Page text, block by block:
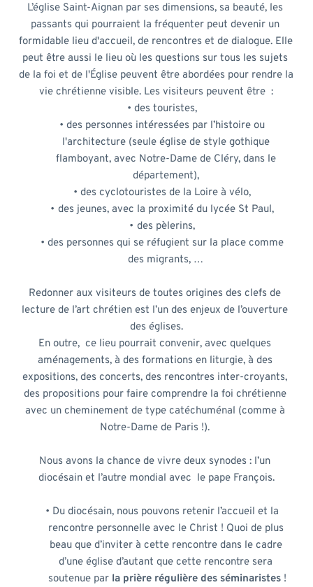
L’église Saint-Aignan par ses dimensions, sa beauté, les
passants qui pourraient la fréquenter peut devenir un
formidable lieu d'accueil, de rencontres et de dialogue. Elle
peut être aussi le lieu où les questions sur tous les sujets
de la foi et de l'Église peuvent être abordées pour rendre la
vie chrétienne visible. Les visiteurs peuvent être  :
des touristes,
des personnes intéressées par l’histoire ou
l'architecture (seule église de style gothique
flamboyant, avec Notre-Dame de Cléry, dans le
département),
des cyclotouristes de la Loire à vélo,
des jeunes, avec la proximité du lycée St Paul,
des pèlerins,
des personnes qui se réfugient sur la place comme
des migrants, …
Redonner aux visiteurs de toutes origines des clefs de
lecture de l’art chrétien est l’un des enjeux de l’ouverture
des églises.
En outre,  ce lieu pourrait convenir, avec quelques
aménagements, à des formations en liturgie, à des
expositions, des concerts, des rencontres inter-croyants,
des propositions pour faire comprendre la foi chrétienne
avec un cheminement de type catéchuménal (comme à
Notre-Dame de Paris !).
Nous avons la chance de vivre deux synodes : l’un
diocésain et l’autre mondial avec  le pape François.
Du diocésain, nous pouvons retenir l’accueil et la
rencontre personnelle avec le Christ ! Quoi de plus
beau que d’inviter à cette rencontre dans le cadre
d’une église d’autant que cette rencontre sera
soutenue par la prière régulière des séminaristes !